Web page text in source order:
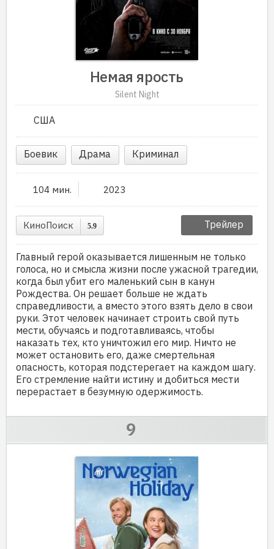
Немая ярость
Silent Night
США
Боевик Драма Криминал
104 мин. 2023
КиноПоиск 5.9 Трейлер
Главный герой оказывается лишенным не только
голоса, но и смысла жизни после ужасной трагедии,
когда был убит его маленький сын в канун
Рождества. Он решает больше не ждать
справедливости, а вместо этого взять дело в свои
руки. Этот человек начинает строить свой путь
мести, обучаясь и подготавливаясь, чтобы
наказать тех, кто уничтожил его мир. Ничто не
может остановить его, даже смертельная
опасность, которая подстерегает на каждом шагу.
Его стремление найти истину и добиться мести
перерастает в безумную одержимость.